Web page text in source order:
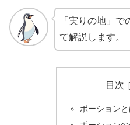
「実りの地」
て解説します。
目次
ポーションと